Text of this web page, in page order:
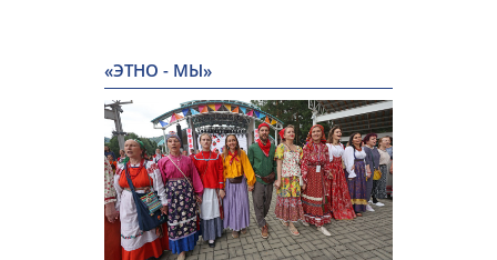
«ЭТНО - МЫ»